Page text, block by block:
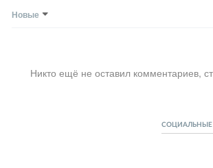
Новые
Никто ещё не оставил комментариев,
СОЦИАЛЬНЫЕ